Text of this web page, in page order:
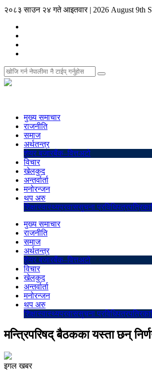
२०८३ साउन २४ गते आइतवार | 2026 August 9th
मुख्य समाचार
राजनीति
समाज
अर्थतन्त्र
शेयर बजारबैंक–वित्तअटो
विचार
खेलकुद
अन्तर्वार्ता
मनोरन्जन
थप अरु
शिक्षास्वास्थ्यप्रवाससुचना प्रविधिपत्रपत्रिका
मुख्य समाचार
राजनीति
समाज
अर्थतन्त्र
शेयर बजारबैंक–वित्तअटो
विचार
खेलकुद
अन्तर्वार्ता
मनोरन्जन
थप अरु
शिक्षास्वास्थ्यप्रवाससुचना प्रविधिपत्रपत्रिका
मन्त्रिपरिषद् बैठकका यस्ता छन्
इगल खबर